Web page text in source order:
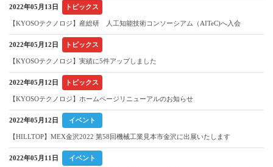
2022年05月13日 トピックス
【KYOSOテクノロジ】産総研 人工知能技術コンソーシアム（AITeC)へ入会
2022年05月12日 トピックス
【KYOSOテクノロジ】実績に5件アップしました
2022年05月12日 トピックス
【KYOSOテクノロジ】ホームページリニューアルのお知らせ
2022年05月12日 イベント
【HILLTOP】MEX金沢2022 第58回機械工業見本市金沢に出展いたします
2022年05月11日 イベント